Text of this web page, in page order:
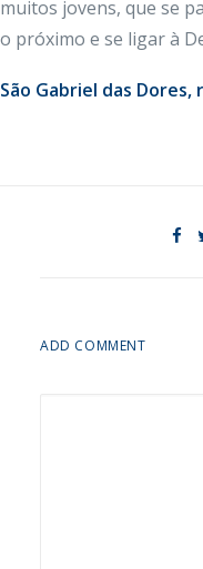
muitos jovens, que se
o próximo e se ligar à
São Gabriel das Dores,
ADD COMMENT